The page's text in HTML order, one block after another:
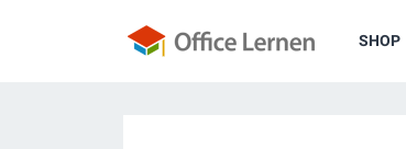
SHOP